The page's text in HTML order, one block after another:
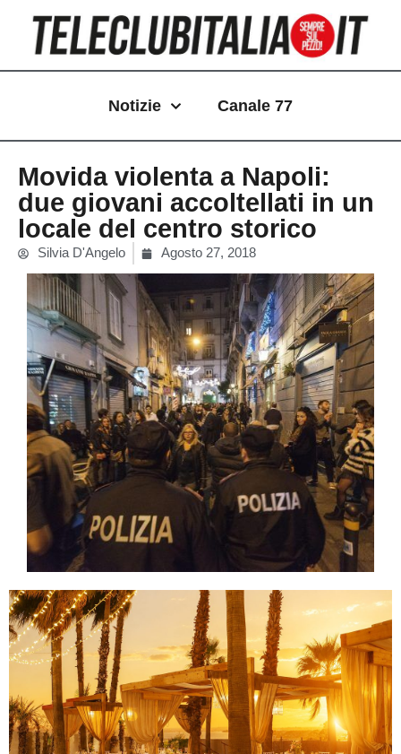
contenuto
Notizie Canale 77
Movida violenta a Napoli:
due giovani accoltellati in un
locale del centro storico
Silvia D'Angelo Agosto 27, 2018